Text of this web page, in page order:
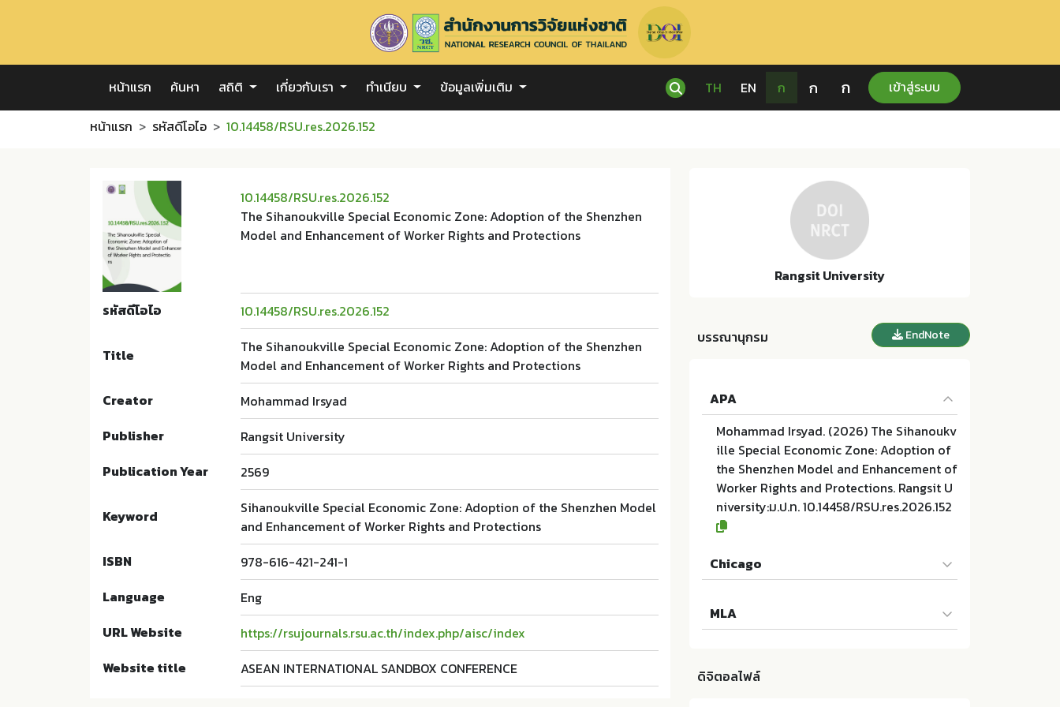
หน้าแรก ค้นหา สถิติ เกี่ยวกับเรา ทำเนียบ ข้อมูลเพิ่มเติม TH EN ก ก ก เข้าสู่ระบบ
หน้าแรก รหัสดีโอไอ 10.14458/RSU.res.2026.152
10.14458/RSU.res.2026.152
The Sihanoukville Special Economic Zone: Adoption of the Shenzhen
Model and Enhancement of Worker Rights and Protections
รหัสดีโอไอ 10.14458/RSU.res.2026.152
Title
The Sihanoukville Special Economic Zone: Adoption of the Shenzhen
Model and Enhancement of Worker Rights and Protections
Creator
Mohammad Irsyad
Publisher
Rangsit University
Publication Year
2569
Keyword
Sihanoukville Special Economic Zone: Adoption of the Shenzhen Model
and Enhancement of Worker Rights and Protections
ISBN
978-616-421-241-1
Language
Eng
URL Website
https://rsujournals.rsu.ac.th/index.php/aisc/index
Website title
ASEAN INTERNATIONAL SANDBOX CONFERENCE
Rangsit University
บรรณานุกรม EndNote
APA
Mohammad Irsyad. (2026) The Sihanoukv
ille Special Economic Zone: Adoption of
the Shenzhen Model and Enhancement of
Worker Rights and Protections. Rangsit U
niversity:ม.ป.ท. 10.14458/RSU.res.2026.152
Chicago
le Special Economic Zone: Adoption of t
he Shenzhen Model and Enhancement of
gsit University; 10.14458/RSU.res.2026.152
MLA
nzhen Model and Enhancement of Worke
ดิจิตอลไฟล์